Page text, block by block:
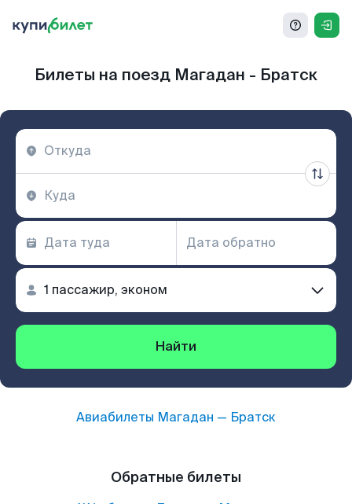
Билеты на поезд Магадан - Братск
Найти
Авиабилеты Магадан — Братск
Обратные билеты